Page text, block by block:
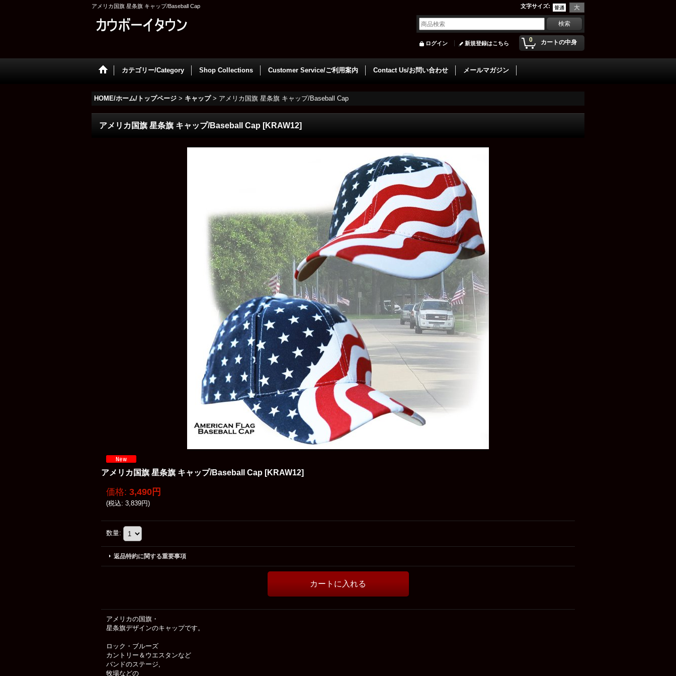
アメリカ国旗 星条旗 キャップ/Baseball Cap 文字サイズ:
0 カートの中身
ログイン 新規登録はこちら
カテゴリー/Category Shop Collections Customer Service/ご利用案内 Contact Us/お問い合わせ メールマガジン
HOME/ホーム/トップページ > キャップ > アメリカ国旗 星条旗 キャップ/Baseball Cap
アメリカ国旗 星条旗 キャップ/Baseball Cap [KRAW12]
アメリカ国旗 星条旗 キャップ/Baseball Cap [KRAW12]
価格: 3,490円
(税込: 3,839円)
数量:
返品特約に関する重要事項
アメリカの国旗・
星条旗デザインのキャップです。
ロック・ブルーズ
カントリー＆ウエスタンなど
バンドのステージ,
牧場などの